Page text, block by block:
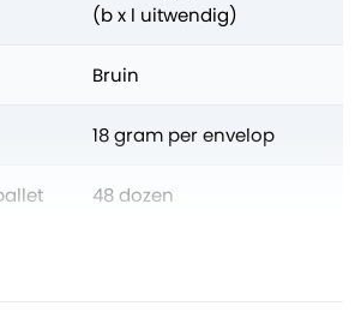
(b x l uitwendig)
Bruin
18 gram per envelop
48 dozen